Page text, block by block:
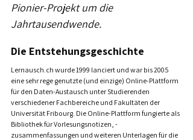
Pionier-Projekt um die
Jahrtausendwende.
Die Entstehungsgeschichte
Lernausch.ch wurde 1999 lanciert und war bis 2005
eine sehr rege genutzte (und einzige) Online-Plattform
für den Daten-Austausch unter Studierenden
verschiedener Fachbereiche und Fakultäten der
Universität Fribourg. Die Online-Plattform fungierte als
Bibliothek für Vorlesungsnotizen, -
zusammenfassungen und weiteren Unterlagen für die